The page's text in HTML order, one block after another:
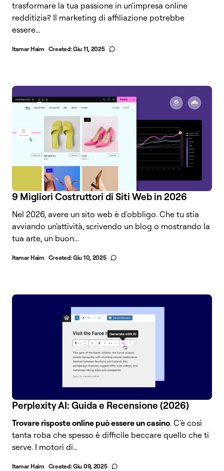
trasformare la tua passione in un'impresa online
redditizia? Il marketing di affiliazione potrebbe
essere...
Itamar Haim Created:Giu 11, 2025
9 Migliori Costruttori di Siti Web in 2026
Nel 2026, avere un sito web è d'obbligo. Che tu stia
avviando un'attività, scrivendo un blog o mostrando la
tua arte, un buon...
Itamar Haim Created:Giu 10, 2025
Perplexity AI: Guida e Recensione (2026)
Trovare risposte online può essere un casino. C'è così
tanta roba che spesso è difficile beccare quello che ti
serve. I motori di...
Itamar Haim Created:Giu 09, 2025